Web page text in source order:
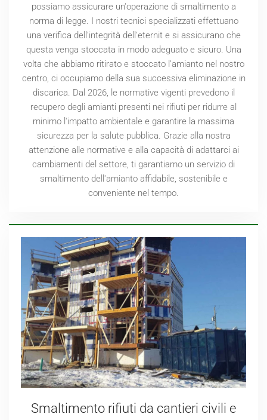
possiamo assicurare un'operazione di smaltimento a
norma di legge. I nostri tecnici specializzati effettuano
una verifica dell'integrità dell'eternit e si assicurano che
questa venga stoccata in modo adeguato e sicuro. Una
volta che abbiamo ritirato e stoccato l'amianto nel nostro
centro, ci occupiamo della sua successiva eliminazione in
discarica. Dal 2026, le normative vigenti prevedono il
recupero degli amianti presenti nei rifiuti per ridurre al
minimo l'impatto ambientale e garantire la massima
sicurezza per la salute pubblica. Grazie alla nostra
attenzione alle normative e alla capacità di adattarci ai
cambiamenti del settore, ti garantiamo un servizio di
smaltimento dell'amianto affidabile, sostenibile e
conveniente nel tempo.
Smaltimento rifiuti da cantieri civili e